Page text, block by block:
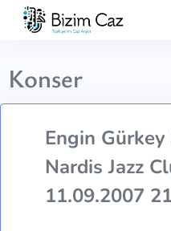
Konser
Engin
Nardis Jazz
11.09.2007